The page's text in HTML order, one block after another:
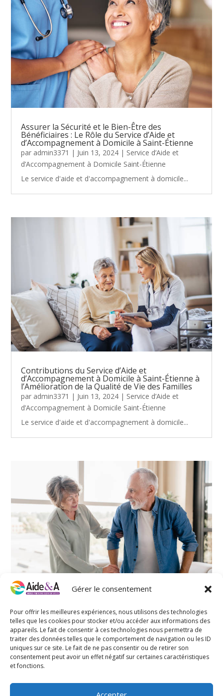
Gérer le consentement
Pour offrir les meilleures expériences, nous utilisons des technologies
telles que les cookies pour stocker et/ou accéder aux informations des
appareils. Le fait de consentir à ces technologies nous permettra de
traiter des données telles que le comportement de navigation ou les ID
uniques sur ce site. Le fait de ne pas consentir ou de retirer son
consentement peut avoir un effet négatif sur certaines caractéristiques
et fonctions.
Assurer la Sécurité et le Bien-Être des
Bénéficiaires : Le Rôle du Service d’Aide et
d’Accompagnement à Domicile à Saint-Étienne
par admin3371 | Juin 13, 2024 | Service d’Aide et
d’Accompagnement à Domicile Saint-Étienne
Le service d'aide et d'accompagnement à domicile...
Contributions du Service d’Aide et
d’Accompagnement à Domicile à Saint-Étienne à
l’Amélioration de la Qualité de Vie des Familles
par admin3371 | Juin 13, 2024 | Service d’Aide et
d’Accompagnement à Domicile Saint-Étienne
Le service d'aide et d'accompagnement à domicile...
Répondre aux Besoins Spécifiques des
Personnes Âgées : Le Service d’Aide et
d’Accompagnement à Domicile à Saint-Étienne
paradmin3371|Juin 13, 2024|Service d’Aide et
d’Accompagnement à Domicile Saint-Étienne
Le service d'aide et d'accompagnement à domicile...